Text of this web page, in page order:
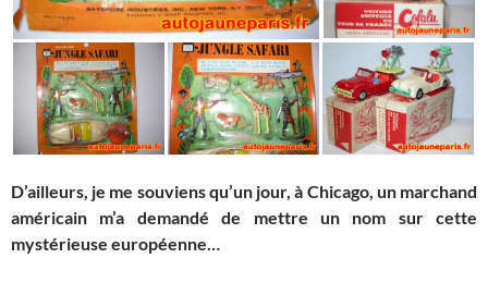
D’ailleurs, je me souviens qu’un jour, à Chicago, un marchand
américain m’a demandé de mettre un nom sur cette
mystérieuse européenne…